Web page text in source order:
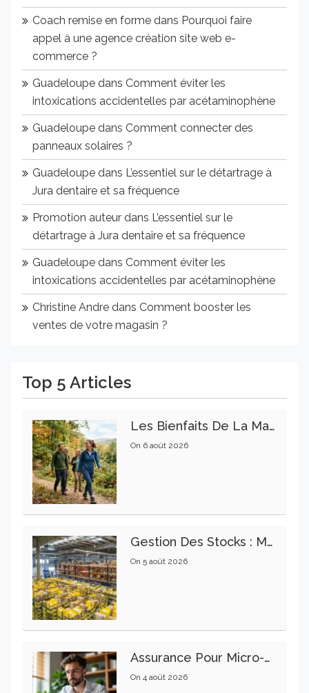
Coach remise en forme dans Pourquoi faire
appel à une agence création site web e-
commerce ?
Guadeloupe dans Comment éviter les
intoxications accidentelles par acétaminophène
Guadeloupe dans Comment connecter des
panneaux solaires ?
Guadeloupe dans L’essentiel sur le détartrage à
Jura dentaire et sa fréquence
Promotion auteur dans L’essentiel sur le
détartrage à Jura dentaire et sa fréquence
Guadeloupe dans Comment éviter les
intoxications accidentelles par acétaminophène
Christine Andre dans Comment booster les
ventes de votre magasin ?
Top 5 Articles
Les Bienfaits De La Marche Sur La Santé Physique Et Mentale
On 6 août 2026
Gestion Des Stocks : Meilleures Pratiques Intralogistiques
On 5 août 2026
Assurance Pour Micro-Entrepreneur : Les Garanties Essentielles À Connaître
On 4 août 2026